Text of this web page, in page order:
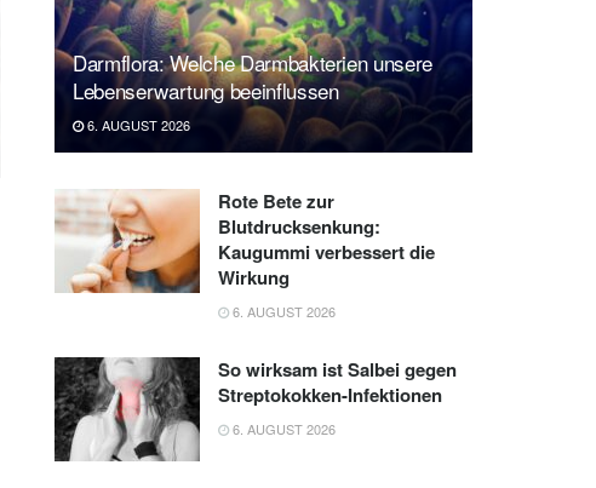
Darmflora: Welche Darmbakterien unsere
Lebenserwartung beeinflussen
6. AUGUST 2026
Rote Bete zur
Blutdrucksenkung:
Kaugummi verbessert die
Wirkung
6. AUGUST 2026
So wirksam ist Salbei gegen
Streptokokken-Infektionen
6. AUGUST 2026